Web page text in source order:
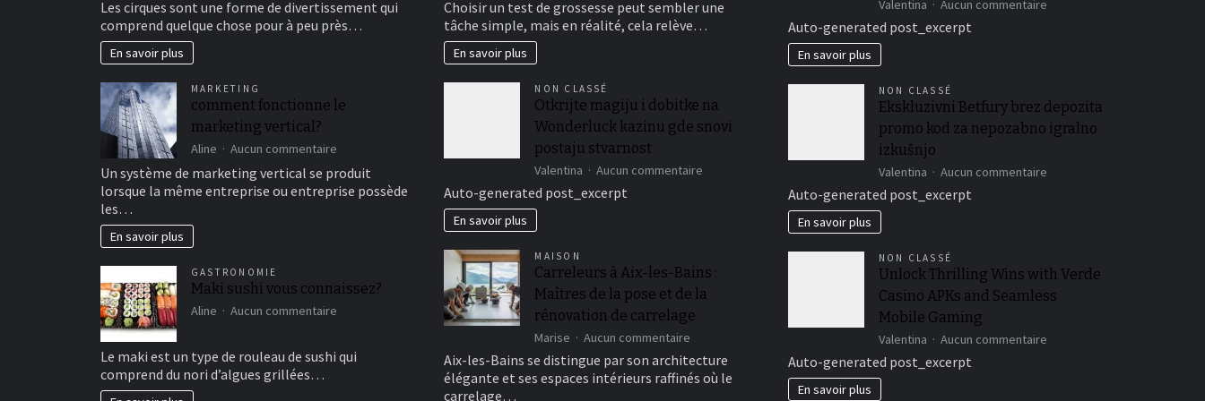
au
cirque
bon
Les cirques sont une forme de divertissement qui
comprend quelque chose pour à peu près…
En savoir plus
MARKETING
comment fonctionne le
marketing vertical?
Aline Aucun commentaire
fonctionne
le
Un système de marketing vertical se produit
lorsque la même entreprise ou entreprise possède
les…
En savoir plus
GASTRONOMIE
Maki sushi vous connaissez?
Aline Aucun commentaire
vous
Le maki est un type de rouleau de sushi qui
comprend du nori d’algues grillées…
10
tests
guide
pour
complet
Choisir un test de grossesse peut sembler une
tâche simple, mais en réalité, cela relève…
En savoir plus
NON CLASSÉ
Otkrijte magiju i dobitke na
Wonderluck kazinu gde snovi
postaju stvarnost
Valentina Aucun commentaire
Wonderluck
kazinu
gde
Auto-generated post_excerpt
En savoir plus
MAISON
Carreleurs à Aix-les-Bains :
Maîtres de la pose et de la
rénovation de carrelage
Marise Aucun commentaire
Carreleurs
à
Aix-
Aix-les-Bains se distingue par son architecture
élégante et ses espaces intérieurs raffinés où le
carrelage…
Valentina Aucun commentaire
kasínovou
aplikáciou
plnou
Auto-generated post_excerpt
En savoir plus
NON CLASSÉ
Ekskluzivni Betfury brez depozita
promo kod za nepozabno igralno
izkušnjo
Valentina Aucun commentairesur
kod
za
nepozabno
Auto-generated post_excerpt
En savoir plus
NON CLASSÉ
Unlock Thrilling Wins with Verde
Casino APKs and Seamless
Mobile Gaming
Valentina Aucun commentairesur
Auto-generated post_excerpt
En savoir plus